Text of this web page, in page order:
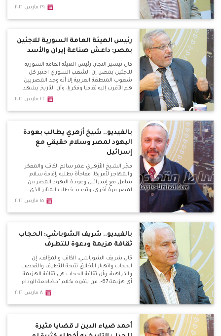
٢٩ مارس ٢٠١٦
رئيس الهيئة العامة السورية للاجئين
بمصر: داعش صناعة إيران والأسد
قال تيسير النجار، رئيس الهيئة العامة السورية
للاجئين بمصر، إن الشعب السوري اختبر كل
شعوب المنطقة العربية إلا أنه وجد المصريين
هم الأقرب إليه ثقافيا وفكريا، وأن التاريخ يشهد
علي ذلك بأن الوحدة بين المصريين والشام دائما
الثقافي وحتى الطائفي واحد.
٢٢ مارس ٢٠١٦
بالفيديو.. شيخ أزهري يطالب بعودة
اليهود لمصر وسلام حقيقي مع
إسرائيل
فجّر الشيخ الأزهري عمر سالم الكاتب والمفكر
والمهاجر لأمريكا، مفاجأة بطلبه بإقامة سلام
شامل مع إسرائيل وعودة اليهود المصريين
لمصر مرة أخري، وتجديد خطاب المنابر الذي
يتحدث عن اليهود، وعودتهم للعيش بالدول
بأوروبا.
١٥ مارس ٢٠١٦
بالفيديو.. شريف الشوباشي: الحجاب
ثقافة هزيمة ودعوة للتطرف
قال شريف الشوباشي، الكاتب والمؤلف، إن
الحجاب وانهيار الأخلاق نتيجة للتطرف والتعصب
والكراهية، وأن ثقافة الحجاب هي ثقافة الهزيمة –
أي هزيمة 67-، من يتفوه بكلام "مضاجعة الوداع
٨ مارس ٢٠١٦
أحمد ضياء الدين لـ قضايا مثيرة